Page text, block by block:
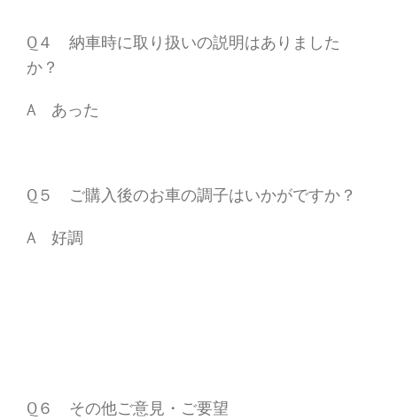
Q４ 納車時に取り扱いの説明はありました
か？
A あった
Q５ ご購入後のお車の調子はいかがですか？
A 好調
Q６ その他ご意見・ご要望